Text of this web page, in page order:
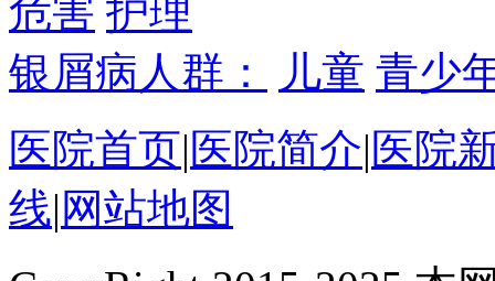
危害 护理
银屑病人群：
儿童 青少
医院首页|医院简介|医院
线| 网站地图